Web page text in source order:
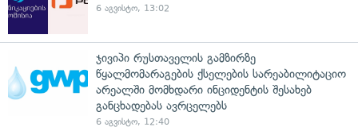
6 აგვისტო, 13:02
ჯივიპი რუსთაველის გამზირზე
წყალმომარაგების ქსელების სარეაბილიტაციო
არეალში მომხდარი ინციდენტის შესახებ
განცხადებას ავრცელებს
6 აგვისტო, 12:40